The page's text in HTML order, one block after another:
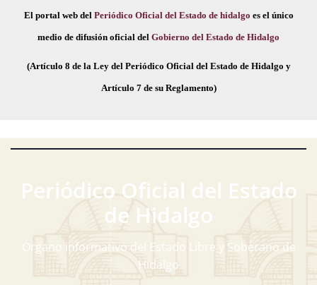
El portal web del Periódico Oficial del Estado de hidalgo es el único
medio de difusión oficial del Gobierno del Estado de Hidalgo
(Artículo 8 de la Ley del Periódico Oficial del Estado de Hidalgo y
Artículo 7 de su Reglamento)
Periódico Oficial del Estado
de Hidalgo
Órgano informativo del Estado Libre y Soberano de
Hidalgo